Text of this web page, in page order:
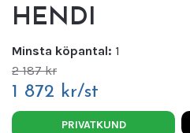
HENDI
Minsta köpantal: 1
2 187 kr
1 872 kr/st
PRIVATKUND